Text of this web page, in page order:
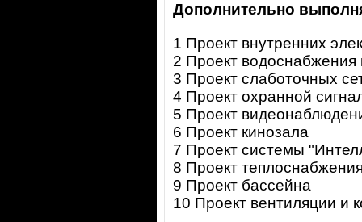
Дополнительно
1 Проект внутренних
2 Проект водоснабжения
3 Проект слаботочных
4 Проект охранной
5 Проект
6 Проект кинозала
7 Проект системы
8 Проект
9 Проект бассейна
10 Проект вентиляции и